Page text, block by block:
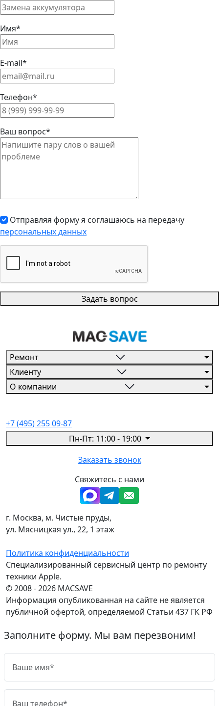
Имя*
E-mail*
Телефон*
Ваш вопрос*
Отправляя форму я соглашаюсь на передачу
персональных данных
Задать вопрос
Ремонт
Клиенту
О компании
+7 (495) 255 09-87
Пн-Пт: 11:00 - 19:00
Заказать звонок
Свяжитесь с нами
г. Москва, м. Чистые пруды,
ул. Мясницкая ул., 22, 1 этаж
Политика конфиденциальности
Специализированный сервисный центр по ремонту
техники Apple.
© 2008 - 2026 MACSAVE
Информация опубликованная на сайте не является
публичной офертой, определяемой Статьи 437 ГК РФ
Заполните форму. Мы вам перезвоним!